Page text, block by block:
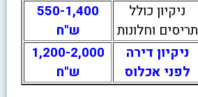
ניקיון כולל
תריסים וחלונות
550-1,400
ש"ח
ניקיון דירה
לפני אכלוס
1,200-2,000
ש"ח